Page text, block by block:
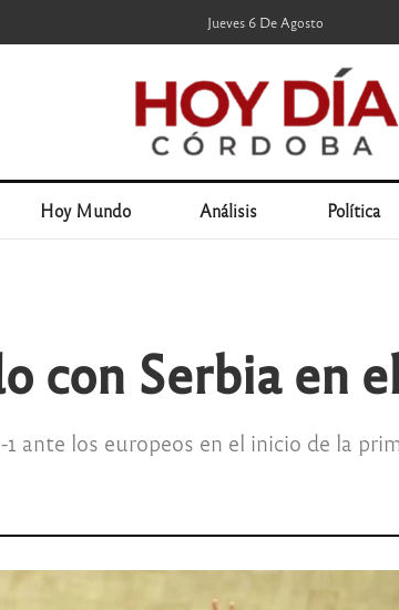
Jueves 6 De Agosto
Hoy Mundo Análisis Política
con Serbia en
ante los europeos en el inicio de la